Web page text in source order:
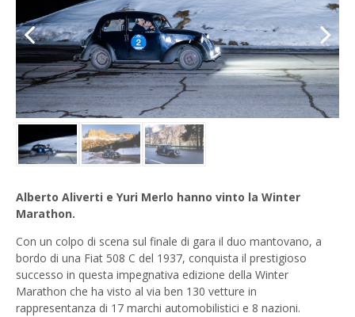
Previous Next
Alberto Aliverti e Yuri Merlo hanno vinto la Winter
Marathon.
Con un colpo di scena sul finale di gara il duo mantovano, a
bordo di una Fiat 508 C del 1937, conquista il prestigioso
successo in questa impegnativa edizione della Winter
Marathon che ha visto al via ben 130 vetture in
rappresentanza di 17 marchi automobilistici e 8 nazioni.